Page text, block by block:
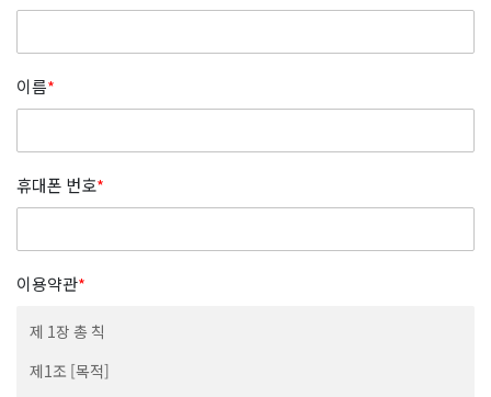
이름*
휴대폰 번호*
이용약관*
제 1장 총 칙
제1조 [목적]